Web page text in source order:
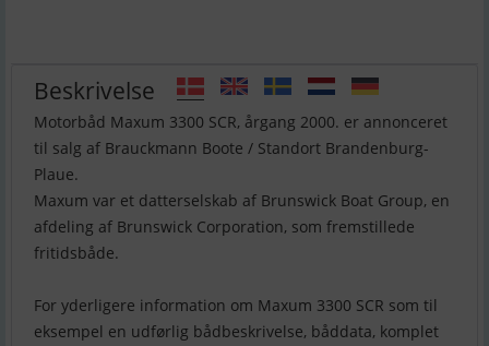
Beskrivelse
Motorbåd Maxum 3300 SCR, årgang 2000. er annonceret
til salg af Brauckmann Boote / Standort Brandenburg-
Plaue.
Maxum var et datterselskab af Brunswick Boat Group, en
afdeling af Brunswick Corporation, som fremstillede
fritidsbåde.
For yderligere information om Maxum 3300 SCR som til
eksempel en udførlig bådbeskrivelse, båddata, komplet